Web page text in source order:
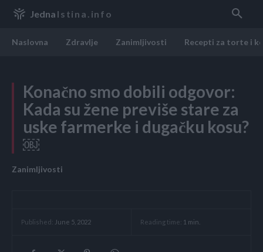
Jedna Istina.info
Naslovna Zdravlje Zanimljivosti Recepti za torte i
Konačno smo dobili odgovor:
Kada su žene previše stare za
uske farmerke i dugačku kosu?
￼
Zanimljivosti
Published: June 5, 2022 Reading time: 1 min.